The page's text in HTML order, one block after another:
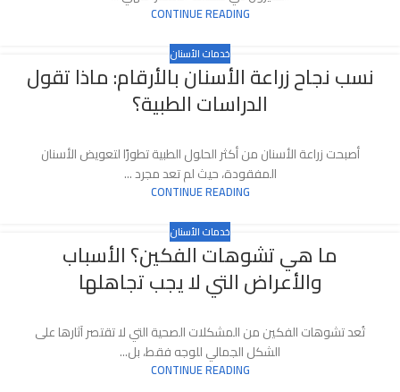
CONTINUE READING
خدمات الأسنان
نسب نجاح زراعة الأسنان بالأرقام: ماذا تقول
الدراسات الطبية؟
أصبحت زراعة الأسنان من أكثر الحلول الطبية تطورًا لتعويض الأسنان
المفقودة، حيث لم تعد مجرد ...
CONTINUE READING
خدمات الأسنان
ما هي تشوهات الفكين؟ الأسباب
والأعراض التي لا يجب تجاهلها
تُعد تشوهات الفكين من المشكلات الصحية التي لا تقتصر آثارها على
الشكل الجمالي للوجه فقط، بل...
CONTINUE READING